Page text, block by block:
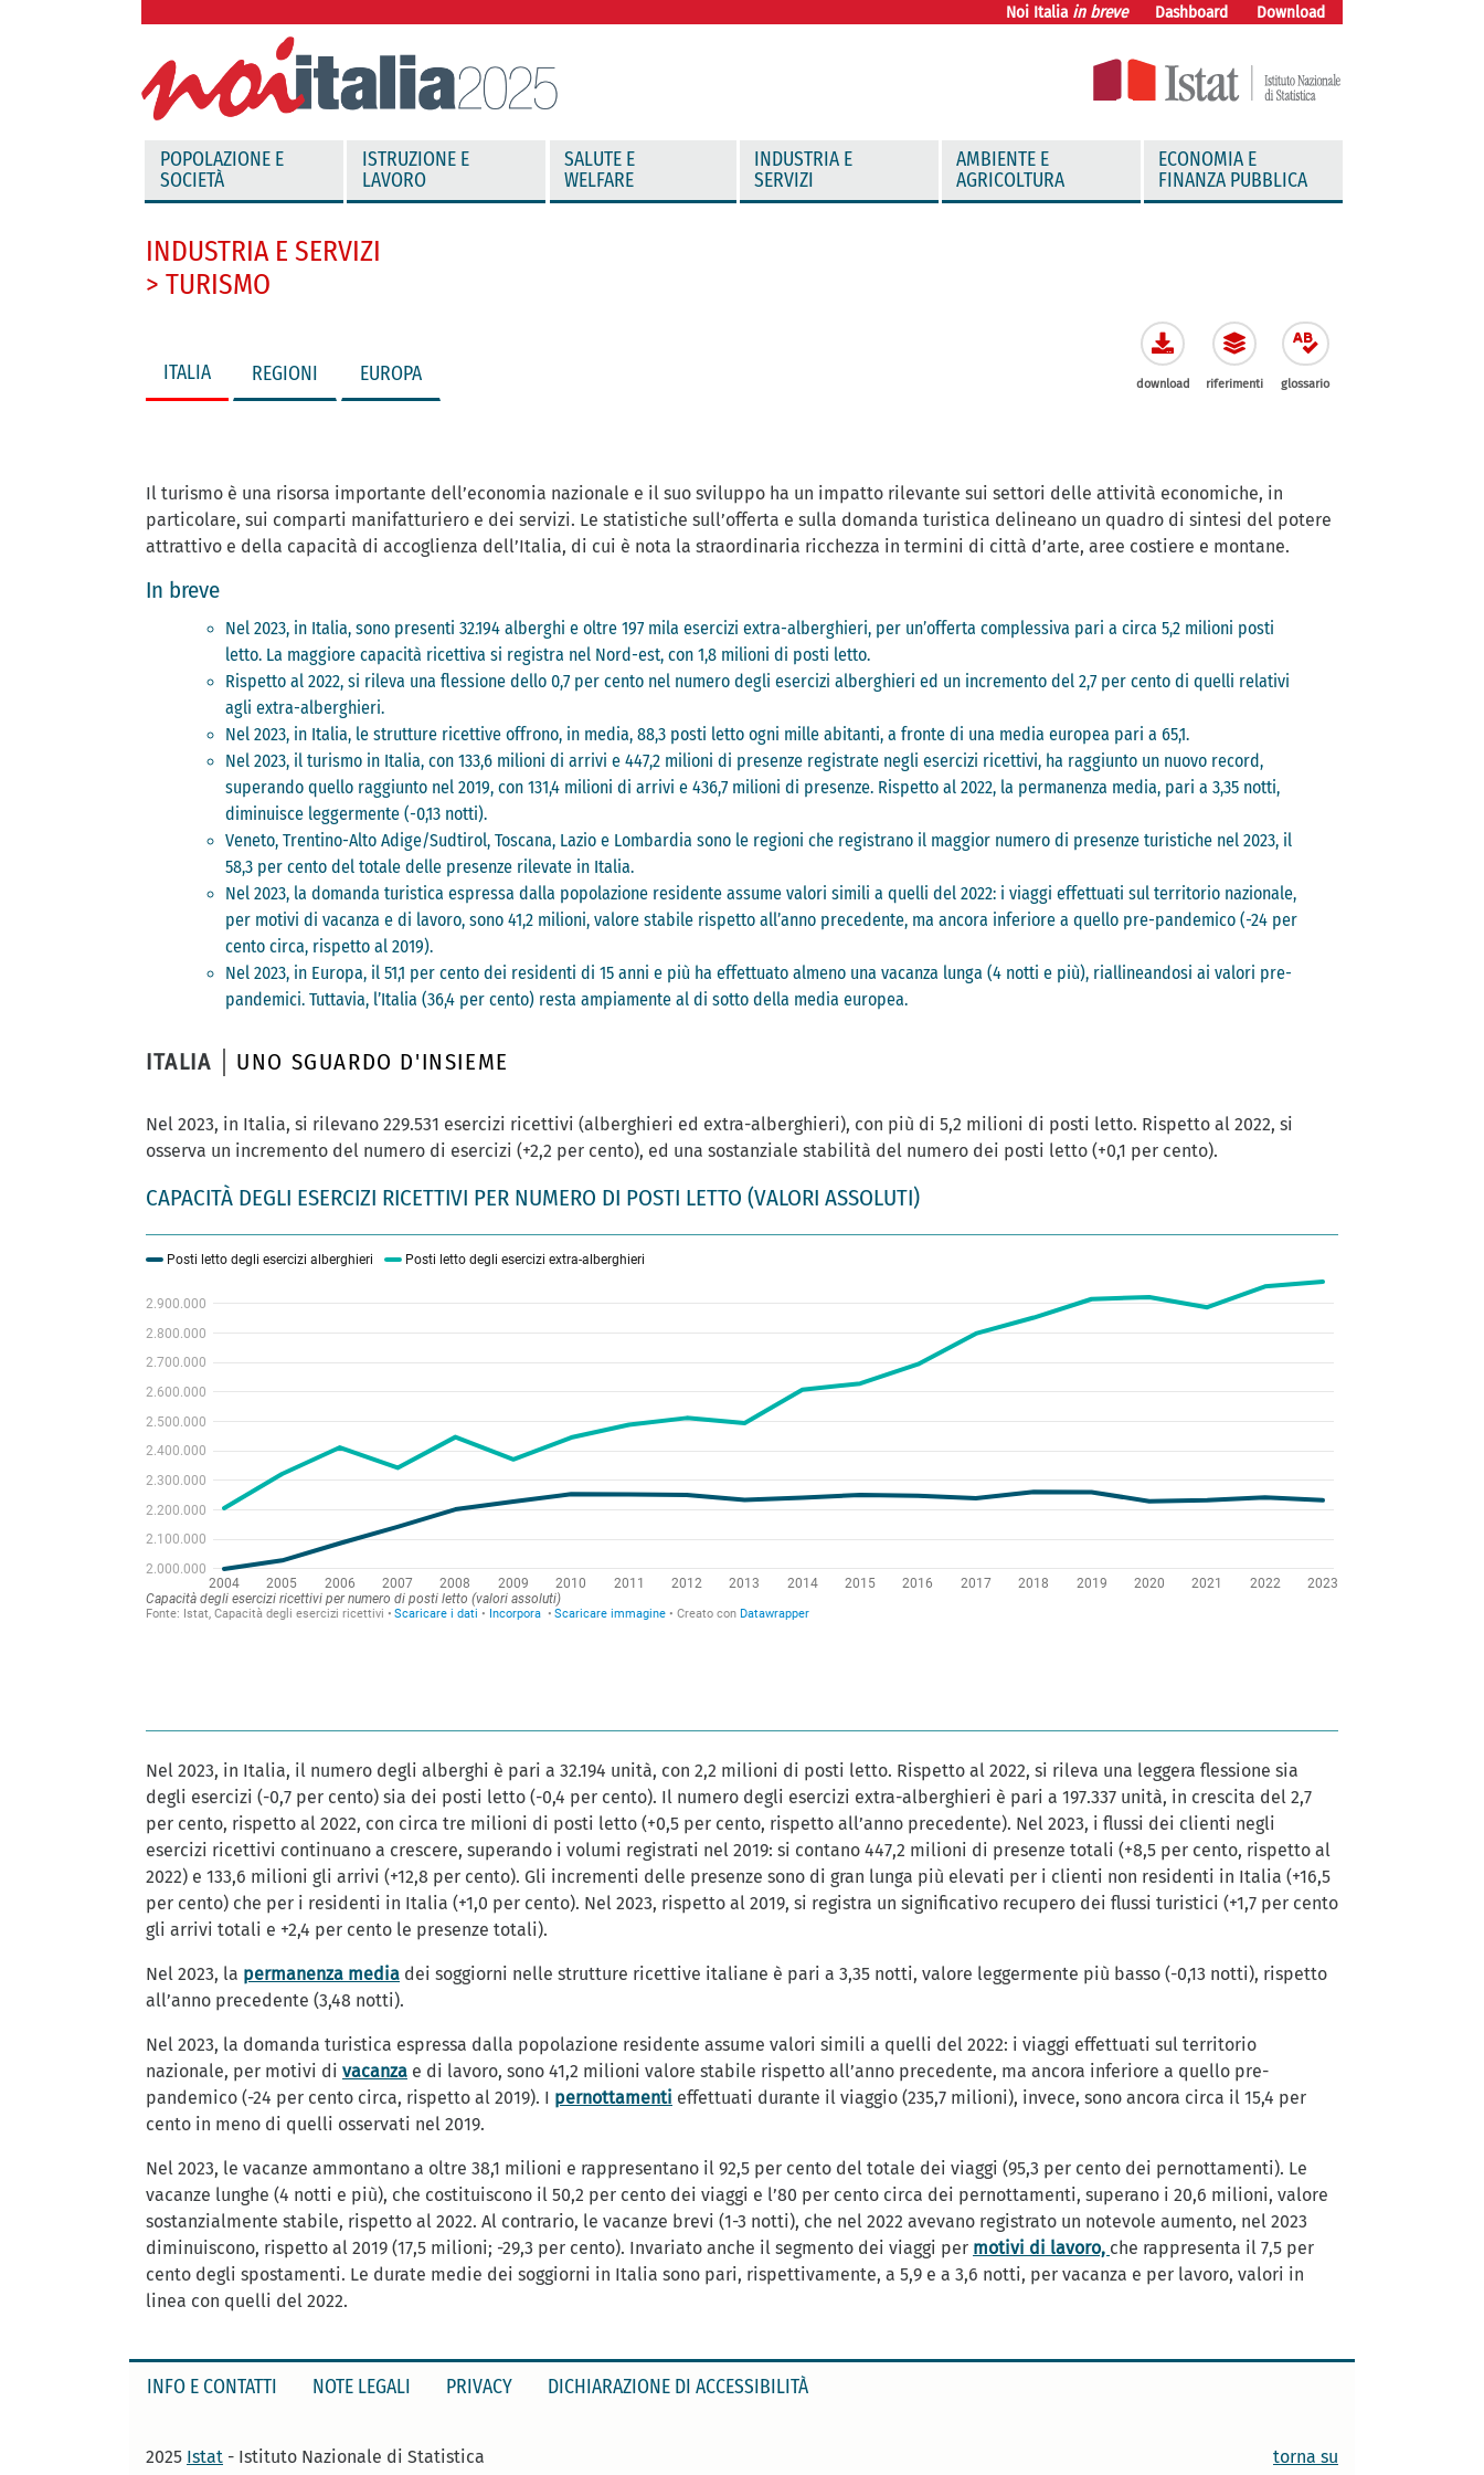
Noi Italiain breve Dashboard Download
POPOLAZIONE E
SOCIETÀ
ISTRUZIONE E
LAVORO
SALUTE E
WELFARE
INDUSTRIA E
SERVIZI
AMBIENTE E
AGRICOLTURA
ECONOMIA E
FINANZA PUBBLICA
INDUSTRIA E SERVIZI
> TURISMO
ITALIA REGIONI EUROPA download riferimenti glossario
Il turismo è una risorsa importante dell’economia nazionale e il suo sviluppo ha un impatto rilevante sui settori delle attività economiche, in
particolare, sui comparti manifatturiero e dei servizi. Le statistiche sull’offerta e sulla domanda turistica delineano un quadro di sintesi del potere
attrattivo e della capacità di accoglienza dell’Italia, di cui è nota la straordinaria ricchezza in termini di città d’arte, aree costiere e montane.
In breve
Nel 2023, in Italia, sono presenti 32.194 alberghi e oltre 197 mila esercizi extra-alberghieri, per un’offerta complessiva pari a circa 5,2 milioni posti
letto. La maggiore capacità ricettiva si registra nel Nord-est, con 1,8 milioni di posti letto.
Rispetto al 2022, si rileva una flessione dello 0,7 per cento nel numero degli esercizi alberghieri ed un incremento del 2,7 per cento di quelli relativi
agli extra-alberghieri.
Nel 2023, in Italia, le strutture ricettive offrono, in media, 88,3 posti letto ogni mille abitanti, a fronte di una media europea pari a 65,1.
Nel 2023, il turismo in Italia, con 133,6 milioni di arrivi e 447,2 milioni di presenze registrate negli esercizi ricettivi, ha raggiunto un nuovo record,
superando quello raggiunto nel 2019, con 131,4 milioni di arrivi e 436,7 milioni di presenze. Rispetto al 2022, la permanenza media, pari a 3,35 notti,
diminuisce leggermente (-0,13 notti).
Veneto, Trentino-Alto Adige/Sudtirol, Toscana, Lazio e Lombardia sono le regioni che registrano il maggior numero di presenze turistiche nel 2023, il
58,3 per cento del totale delle presenze rilevate in Italia.
Nel 2023, la domanda turistica espressa dalla popolazione residente assume valori simili a quelli del 2022: i viaggi effettuati sul territorio nazionale,
per motivi di vacanza e di lavoro, sono 41,2 milioni, valore stabile rispetto all’anno precedente, ma ancora inferiore a quello pre-pandemico (-24 per
cento circa, rispetto al 2019).
Nel 2023, in Europa, il 51,1 per cento dei residenti di 15 anni e più ha effettuato almeno una vacanza lunga (4 notti e più), riallineandosi ai valori pre-
pandemici. Tuttavia, l’Italia (36,4 per cento) resta ampiamente al di sotto della media europea.
ITALIA UNO SGUARDO D'INSIEME
Nel 2023, in Italia, si rilevano 229.531 esercizi ricettivi (alberghieri ed extra-alberghieri), con più di 5,2 milioni di posti letto. Rispetto al 2022, si
osserva un incremento del numero di esercizi (+2,2 per cento), ed una sostanziale stabilità del numero dei posti letto (+0,1 per cento).
CAPACITÀ DEGLI ESERCIZI RICETTIVI PER NUMERO DI POSTI LETTO (VALORI ASSOLUTI)
Nel 2023, in Italia, il numero degli alberghi è pari a 32.194 unità, con 2,2 milioni di posti letto. Rispetto al 2022, si rileva una leggera flessione sia
degli esercizi (-0,7 per cento) sia dei posti letto (-0,4 per cento). Il numero degli esercizi extra-alberghieri è pari a 197.337 unità, in crescita del 2,7
per cento, rispetto al 2022, con circa tre milioni di posti letto (+0,5 per cento, rispetto all’anno precedente). Nel 2023, i flussi dei clienti negli
esercizi ricettivi continuano a crescere, superando i volumi registrati nel 2019: si contano 447,2 milioni di presenze totali (+8,5 per cento, rispetto al
2022) e 133,6 milioni gli arrivi (+12,8 per cento). Gli incrementi delle presenze sono di gran lunga più elevati per i clienti non residenti in Italia (+16,5
per cento) che per i residenti in Italia (+1,0 per cento). Nel 2023, rispetto al 2019, si registra un significativo recupero dei flussi turistici (+1,7 per cento
gli arrivi totali e +2,4 per cento le presenze totali).
Nel 2023, la permanenza media dei soggiorni nelle strutture ricettive italiane è pari a 3,35 notti, valore leggermente più basso (-0,13 notti), rispetto
all’anno precedente (3,48 notti).
Nel 2023, la domanda turistica espressa dalla popolazione residente assume valori simili a quelli del 2022: i viaggi effettuati sul territorio
nazionale, per motivi di vacanza e di lavoro, sono 41,2 milioni valore stabile rispetto all’anno precedente, ma ancora inferiore a quello pre-
pandemico (-24 per cento circa, rispetto al 2019). I pernottamenti effettuati durante il viaggio (235,7 milioni), invece, sono ancora circa il 15,4 per
cento in meno di quelli osservati nel 2019.
Nel 2023, le vacanze ammontano a oltre 38,1 milioni e rappresentano il 92,5 per cento del totale dei viaggi (95,3 per cento dei pernottamenti). Le
vacanze lunghe (4 notti e più), che costituiscono il 50,2 per cento dei viaggi e l’80 per cento circa dei pernottamenti, superano i 20,6 milioni, valore
sostanzialmente stabile, rispetto al 2022. Al contrario, le vacanze brevi (1-3 notti), che nel 2022 avevano registrato un notevole aumento, nel 2023
diminuiscono, rispetto al 2019 (17,5 milioni; -29,3 per cento). Invariato anche il segmento dei viaggi per motivi di lavoro, che rappresenta il 7,5 per
cento degli spostamenti. Le durate medie dei soggiorni in Italia sono pari, rispettivamente, a 5,9 e a 3,6 notti, per vacanza e per lavoro, valori in
linea con quelli del 2022.
INFO E CONTATTI NOTE LEGALI PRIVACY DICHIARAZIONE DI ACCESSIBILITÀ
torna su
2025 Istat - Istituto Nazionale di Statistica